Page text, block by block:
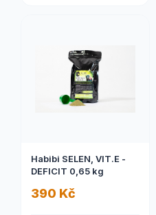
Habibi SELEN, VIT.E -
DEFICIT 0,65 kg
390 Kč